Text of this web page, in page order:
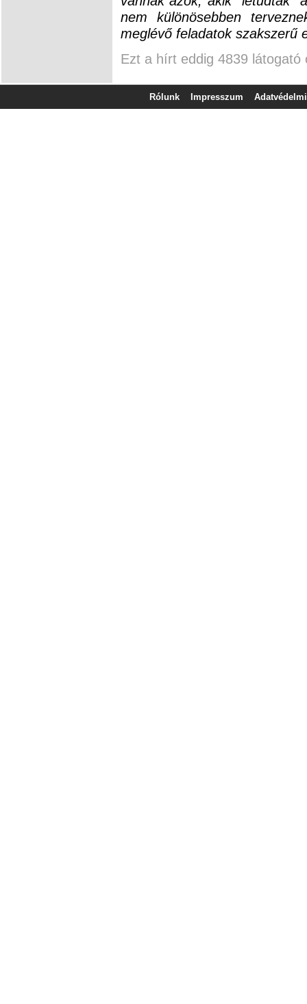
nem különösebben
meglévő feladatok szakszerű
Ezt a hírt eddig 4839 látogató
Rólunk Impresszum